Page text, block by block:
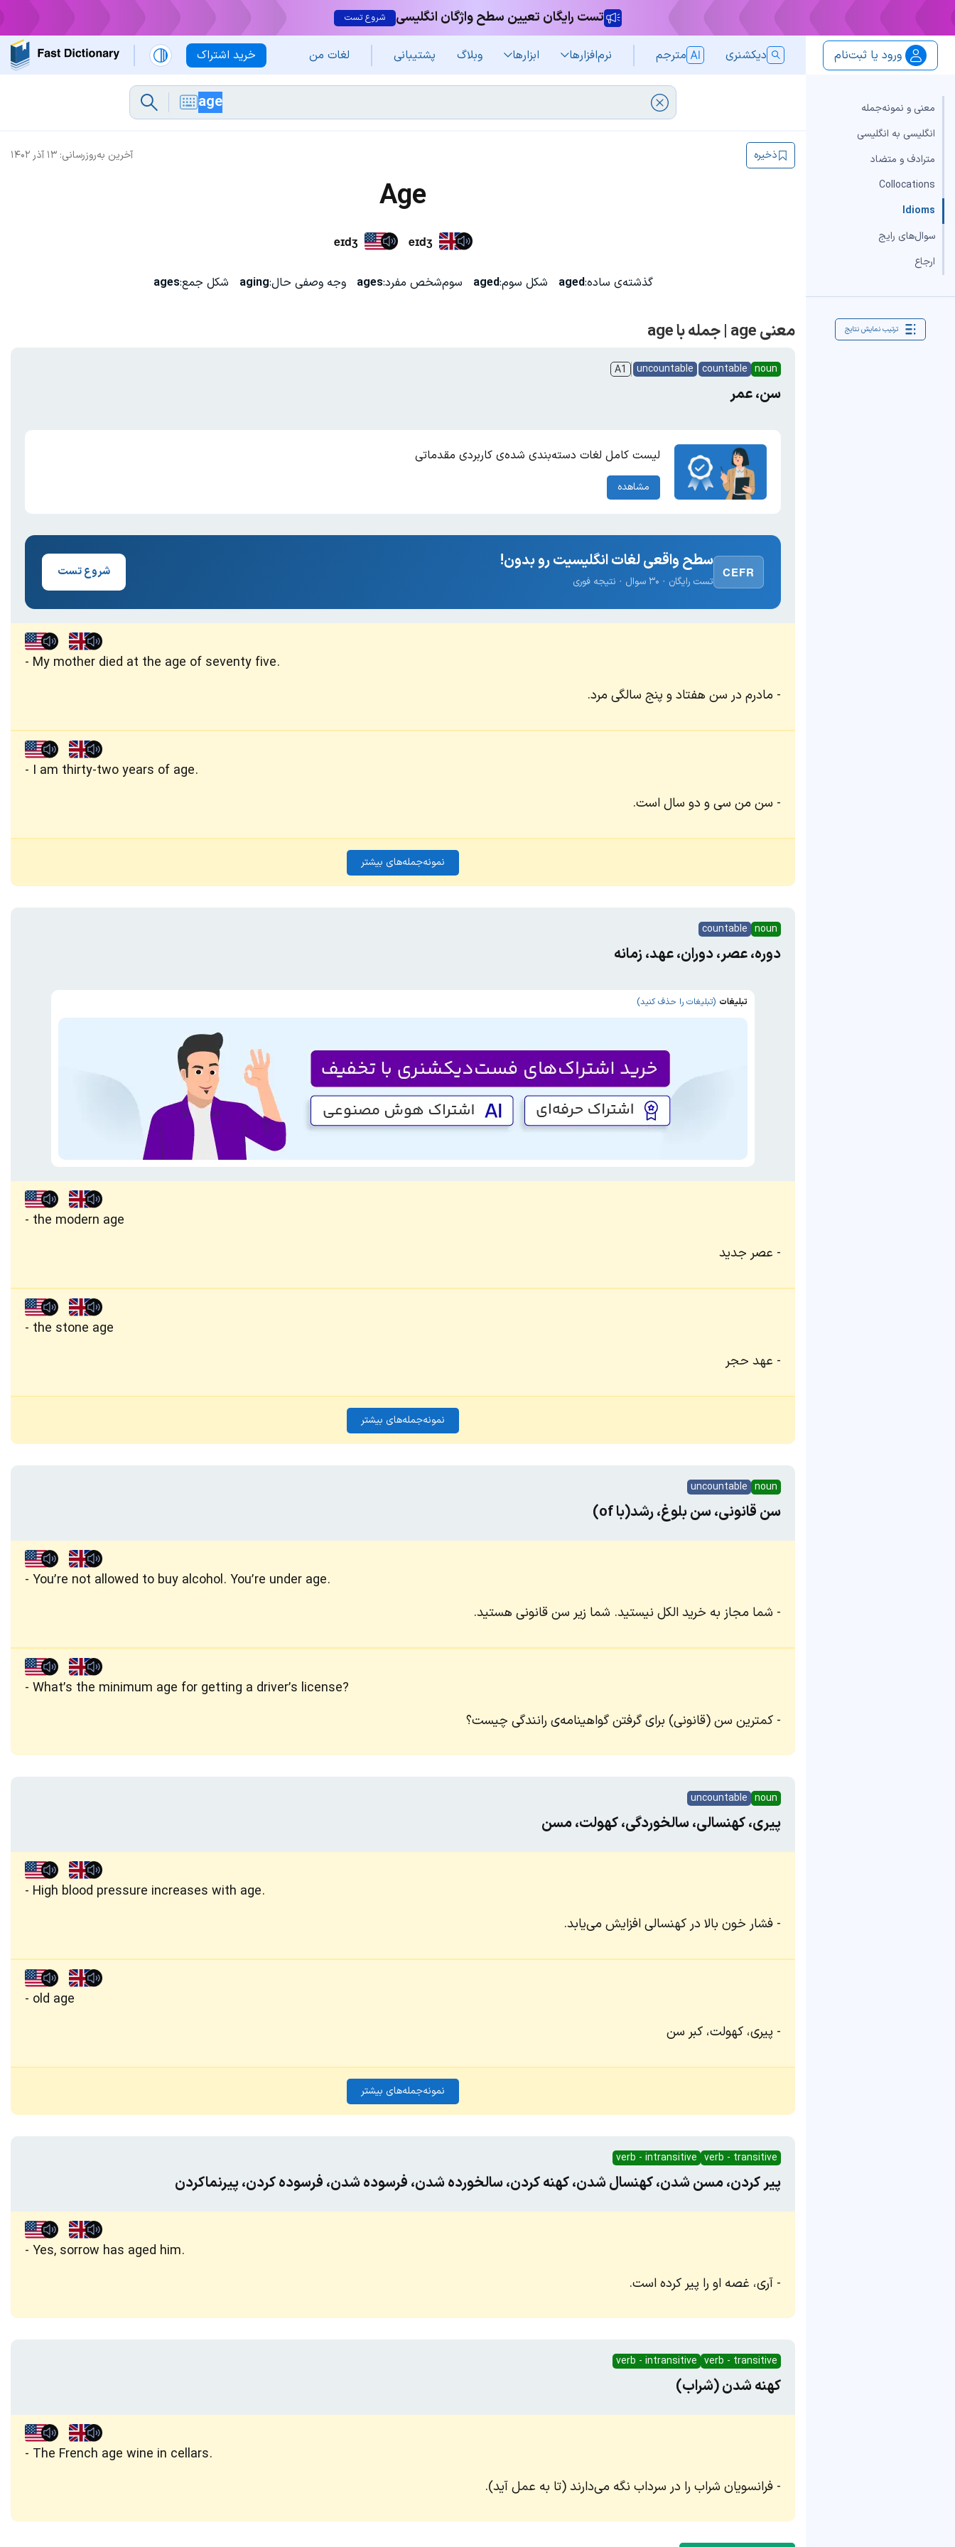
تست رایگان تعیین سطح واژگان انگلیسی شروع تست
خرید اشتراک ورود یا ثبت‌نام دیکشنری مترجم نرم‌افزار‌ها ابزارها وبلاگ پشتیبانی لغات من
معنی و نمونه‌جمله
انگلیسی به انگلیسی
مترادف و متضاد
Collocations
Idioms
سوال‌های رایج
ارجاع
ترتیب نمایش نتایج
آخرین به‌روزرسانی: ۱۳ آذر ۱۴۰۲ ذخیره
Age
eɪdʒ eɪdʒ
گذشته‌ی ساده:aged شکل سوم:aged سوم‌شخص مفرد:ages وجه وصفی حال:aging شکل جمع:ages
معنی age | جمله با age
noun
countable
uncountable
A1
سن، عمر
لیست کامل لغات دسته‌بندی شده‌ی کاربردی مقدماتی
مشاهده
CEFR
سطح واقعی لغات انگلیسیت رو بدون!
تست رایگان · ۳۰ سوال · نتیجه فوری
شروع تست
My mother died at the age of seventy five.
مادرم در سن هفتاد و پنج سالگی مرد.
I am thirty-two years of age.
سن من سی و دو سال است.
نمونه‌جمله‌های بیشتر
noun
countable
دوره، عصر، دوران، عهد، زمانه
تبلیغات (تبلیغات را حذف کنید)
the modern age
عصر جدید
the stone age
عهد حجر
نمونه‌جمله‌های بیشتر
noun
uncountable
سن قانونی، سن بلوغ، رشد(با of)
You’re not allowed to buy alcohol. You’re under age.
شما مجاز به خرید الکل نیستید. شما زیر سن قانونی هستید.
What’s the minimum age for getting a driver’s license?
کمترین سن (قانونی) برای گرفتن گواهینامه‌ی رانندگی چیست؟
noun
uncountable
پیری، کهنسالی، سالخوردگی، کهولت، مسن
High blood pressure increases with age.
فشار خون بالا در کهنسالی افزایش می‌یابد.
old age
پیری، کهولت، کبر سن
نمونه‌جمله‌های بیشتر
verb - transitive
verb - intransitive
پیر کردن، مسن شدن، کهنسال شدن، کهنه کردن، سالخورده شدن، فرسوده شدن، فرسوده کردن، پیرنماکردن
Yes, sorrow has aged him.
آری، غصه او را پیر کرده است.
verb - transitive
verb - intransitive
کهنه شدن (شراب)
The French age wine in cellars.
فرانسویان شراب را در سرداب نگه می‌دارند (تا به عمل آید).